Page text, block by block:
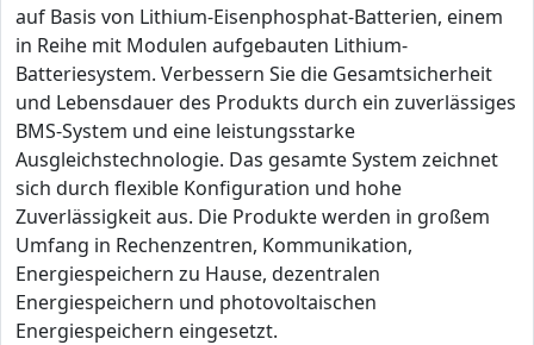
auf Basis von Lithium-Eisenphosphat-Batterien, einem
in Reihe mit Modulen aufgebauten Lithium-
Batteriesystem. Verbessern Sie die Gesamtsicherheit
und Lebensdauer des Produkts durch ein zuverlässiges
BMS-System und eine leistungsstarke
Ausgleichstechnologie. Das gesamte System zeichnet
sich durch flexible Konfiguration und hohe
Zuverlässigkeit aus. Die Produkte werden in großem
Umfang in Rechenzentren, Kommunikation,
Energiespeichern zu Hause, dezentralen
Energiespeichern und photovoltaischen
Energiespeichern eingesetzt.